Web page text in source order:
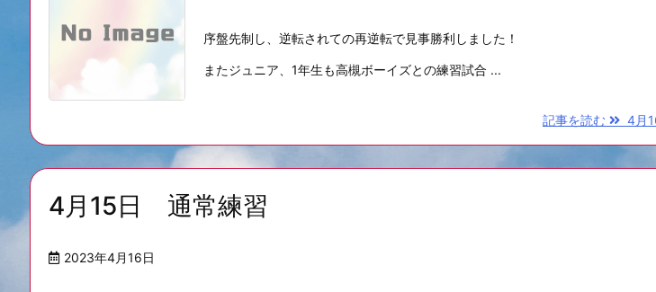
序盤先制し、逆転されての再逆転で見事勝利しました！
またジュニア、1年生も高槻ボーイズとの練習試合 ...
記事を読む 4月
4月15日 通常練習
2023年4月16日